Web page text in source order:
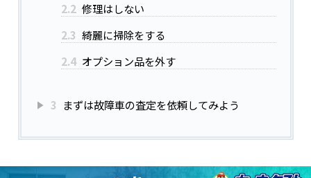
2.2 修理はしない
2.3 綺麗に掃除をする
2.4 オプション品を外す
3 まずは故障車の査定を依頼してみよう